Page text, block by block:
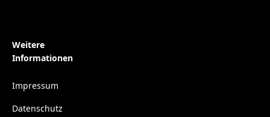
Weitere
Informationen
Impressum
Datenschutz